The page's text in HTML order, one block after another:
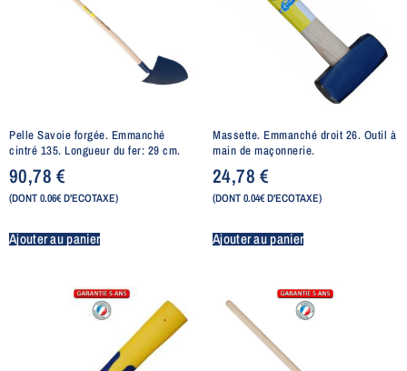
Pelle Savoie forgée. Emmanché
cintré 135. Longueur du fer: 29 cm.
90,78€
(DONT 0.06€ D'ECOTAXE)
Ajouter au panier
Massette. Emmanché droit 26. Outil à
main de maçonnerie.
24,78€
(DONT 0.04€ D'ECOTAXE)
Ajouter au panier